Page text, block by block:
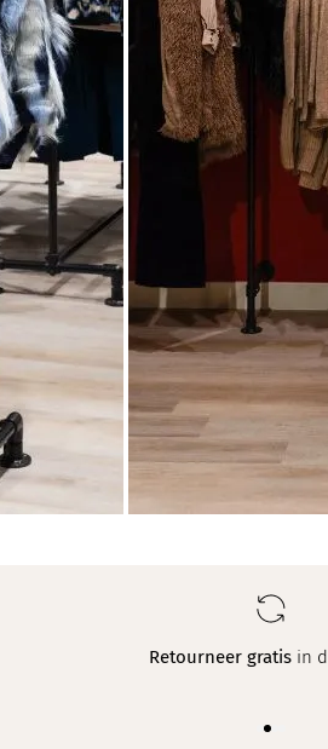
Retourneer gratis in